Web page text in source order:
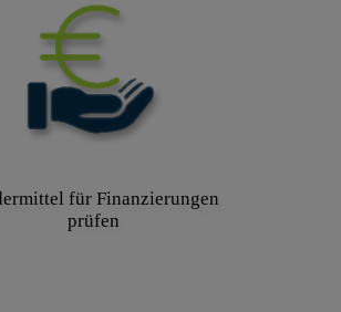
für Finanzierungen
prüfen